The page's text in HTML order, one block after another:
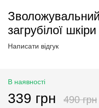
загрубілої
Написати відгук
В наявності
339 грн 490 грн